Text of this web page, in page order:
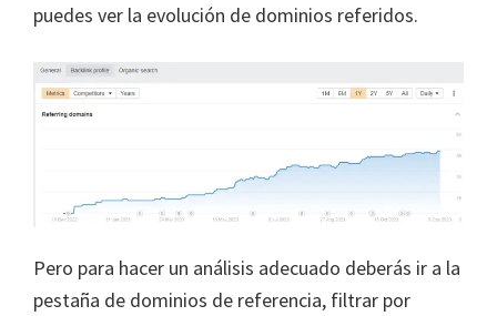
puedes ver la evolución de dominios referidos.
Pero para hacer un análisis adecuado deberás ir a la
pestaña de dominios de referencia, filtrar por